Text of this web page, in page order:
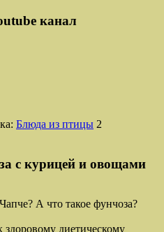
канал
Блюда из птицы 2
с курицей и овощами
А что такое фунчоза?
здоровому диетическому